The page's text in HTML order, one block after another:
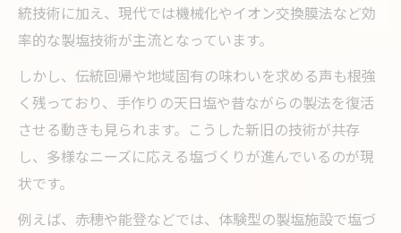
統技術に加え、現代では機械化やイオン交換膜法など効
率的な製塩技術が主流となっています。
しかし、伝統回帰や地域固有の味わいを求める声も根強
く残っており、手作りの天日塩や昔ながらの製法を復活
させる動きも見られます。こうした新旧の技術が共存
し、多様なニーズに応える塩づくりが進んでいるのが現
状です。
例えば、赤穂や能登などでは、体験型の製塩施設で塩づ